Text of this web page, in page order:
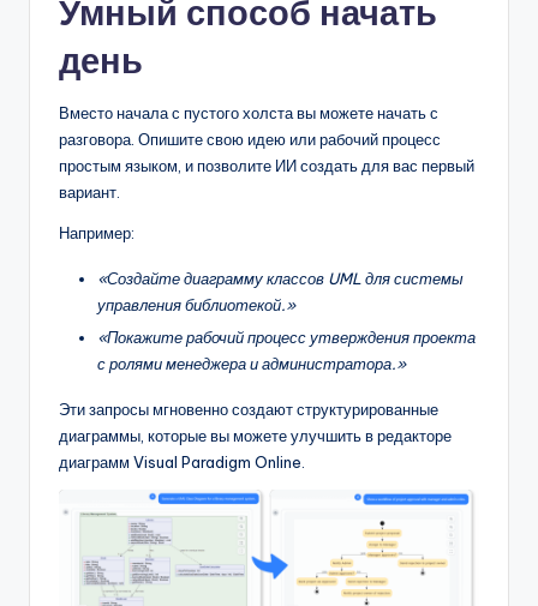
it
Умный способ начать
день
Вместо начала с пустого холста вы можете начать с
разговора. Опишите свою идею или рабочий процесс
простым языком, и позволите ИИ создать для вас первый
вариант.
Например:
«Создайте диаграмму классов UML для системы
управления библиотекой.»
«Покажите рабочий процесс утверждения проекта
с ролями менеджера и администратора.»
Эти запросы мгновенно создают структурированные
диаграммы, которые вы можете улучшить в редакторе
диаграмм Visual Paradigm Online.